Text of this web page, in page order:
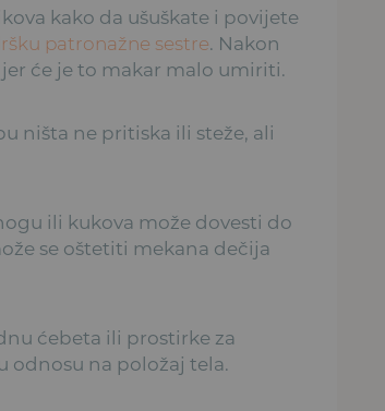
kako da ušuškate i povijete
patronažne sestre. Nakon
će je to makar malo umiriti.
ništa ne pritiska ili steže, ali
ili kukova može dovesti do
se oštetiti mekana dečija
ćebeta ili prostirke za
odnosu na položaj tela.